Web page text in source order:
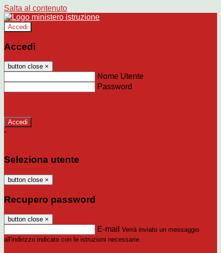
Salta al contenuto
Accedi
Accedi
button close ×
Nome Utente
Password
-
Seleziona utente
button close ×
Recupero password
button close ×
E-mail Verrà inviato un messaggio
all'indirizzo indicato con le istruzioni necessarie.